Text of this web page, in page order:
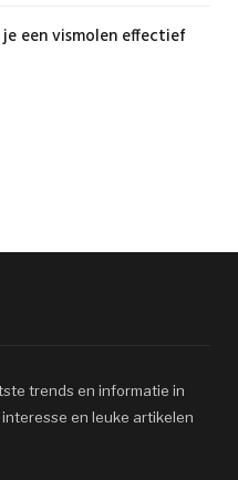
een vismolen effectief
trends en informatie in
en leuke artikelen